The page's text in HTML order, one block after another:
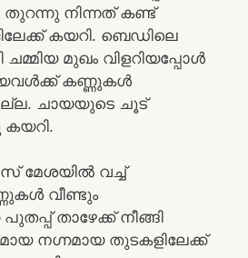
തുറന്നു നിന്നത് കണ്ട്
കയറി. ബെഡിലെ
ചമ്മിയ മുഖം വിളറിയപ്പോൾ
കണ്ണുകൾ
ചായയുടെ ചൂട്
കയറി.
മേശയിൽ വച്ച്
വീണ്ടും
താഴേക്ക് നീങ്ങി
നഗ്നമായ തുടകളിലേക്ക്